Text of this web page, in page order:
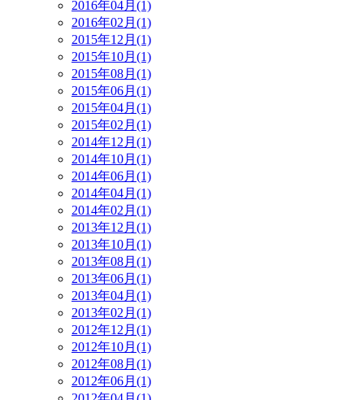
2016年04月(1)
2016年02月(1)
2015年12月(1)
2015年10月(1)
2015年08月(1)
2015年06月(1)
2015年04月(1)
2015年02月(1)
2014年12月(1)
2014年10月(1)
2014年06月(1)
2014年04月(1)
2014年02月(1)
2013年12月(1)
2013年10月(1)
2013年08月(1)
2013年06月(1)
2013年04月(1)
2013年02月(1)
2012年12月(1)
2012年10月(1)
2012年08月(1)
2012年06月(1)